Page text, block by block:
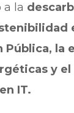
a la
la
y
IT.